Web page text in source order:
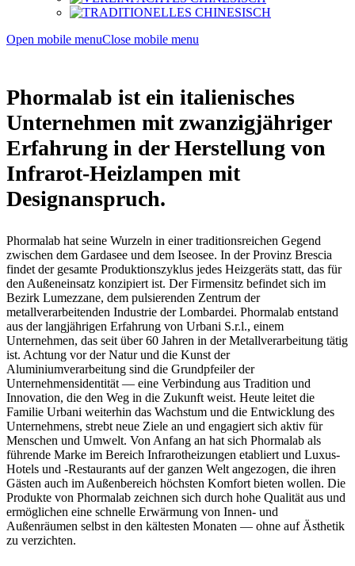
Open mobile menuClose mobile menu
Phormalab ist ein italienisches
Unternehmen mit zwanzigjähriger
Erfahrung in der Herstellung von
Infrarot-Heizlampen mit
Designanspruch.
Phormalab hat seine Wurzeln in einer traditionsreichen Gegend
zwischen dem Gardasee und dem Iseosee. In der Provinz Brescia
findet der gesamte Produktionszyklus jedes Heizgeräts statt, das für
den Außeneinsatz konzipiert ist. Der Firmensitz befindet sich im
Bezirk Lumezzane, dem pulsierenden Zentrum der
metallverarbeitenden Industrie der Lombardei. Phormalab entstand
aus der langjährigen Erfahrung von Urbani S.r.l., einem
Unternehmen, das seit über 60 Jahren in der Metallverarbeitung tätig
ist. Achtung vor der Natur und die Kunst der
Aluminiumverarbeitung sind die Grundpfeiler der
Unternehmensidentität — eine Verbindung aus Tradition und
Innovation, die den Weg in die Zukunft weist. Heute leitet die
Familie Urbani weiterhin das Wachstum und die Entwicklung des
Unternehmens, strebt neue Ziele an und engagiert sich aktiv für
Menschen und Umwelt. Von Anfang an hat sich Phormalab als
führende Marke im Bereich Infrarotheizungen etabliert und Luxus-
Hotels und -Restaurants auf der ganzen Welt angezogen, die ihren
Gästen auch im Außenbereich höchsten Komfort bieten wollen. Die
Produkte von Phormalab zeichnen sich durch hohe Qualität aus und
ermöglichen eine schnelle Erwärmung von Innen- und
Außenräumen selbst in den kältesten Monaten — ohne auf Ästhetik
zu verzichten.